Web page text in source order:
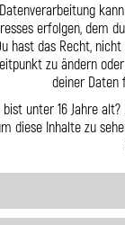
finden wir eine
die zu Ihrem
Ihnen telefonisch,
GmbH
Kits und
erfolgen, dem
hast das Recht,
zu ändern
deiner Daten
bist unter 16 Jahre
diese Inhalte zu